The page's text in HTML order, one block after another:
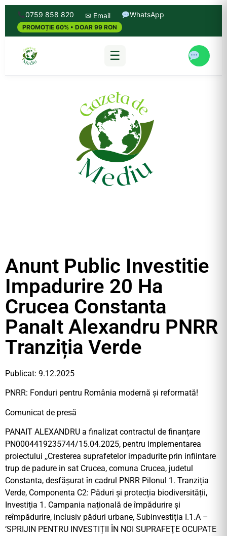
0759 858 820 ✉ Email WhatsApp
PROMOȚIE 60% • DOAR 99 RON
☰
Anunt Public Investitie
Impadurire 20 Ha
Crucea Constanta
PanaIt Alexandru PNRR
Tranziția Verde
Publicat: 9.12.2025
PNRR: Fonduri pentru România modernă și reformată!
Comunicat de presă
PANAIT ALEXANDRU a finalizat contractul de finanțare
PN0004419235744/15.04.2025, pentru implementarea
proiectului ,,Cresterea suprafetelor impadurite prin infiintare
trup de padure in sat Crucea, comuna Crucea, judetul
Constanta, desfășurat în cadrul PNRR Pilonul 1. Tranziția
Verde, Componenta C2: Păduri și protecția biodiversității,
Investiția 1. Campania națională de împădurire și
reîmpădurire, inclusiv păduri urbane, Subinvestiția I.1.A –
‘SPRIJIN PENTRU INVESTIȚII ÎN NOI SUPRAFEŢE OCUPATE